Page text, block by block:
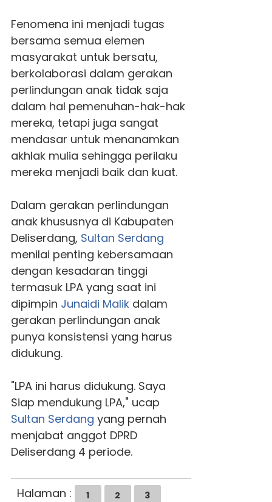
Fenomena ini menjadi tugas
bersama semua elemen
masyarakat untuk bersatu,
berkolaborasi dalam gerakan
perlindungan anak tidak saja
dalam hal pemenuhan-hak-hak
mereka, tetapi juga sangat
mendasar untuk menanamkan
akhlak mulia sehingga perilaku
mereka menjadi baik dan kuat.
Dalam gerakan perlindungan
anak khususnya di Kabupaten
Deliserdang, Sultan Serdang
menilai penting kebersamaan
dengan kesadaran tinggi
termasuk LPA yang saat ini
dipimpin Junaidi Malikdalam
gerakan perlindungan anak
punya konsistensi yang harus
didukung.
"LPA ini harus didukung. Saya
Siap mendukung LPA," ucap
Sultan Serdang yang pernah
menjabat anggot DPRD
Deliserdang 4 periode.
Halaman : 1 2 3